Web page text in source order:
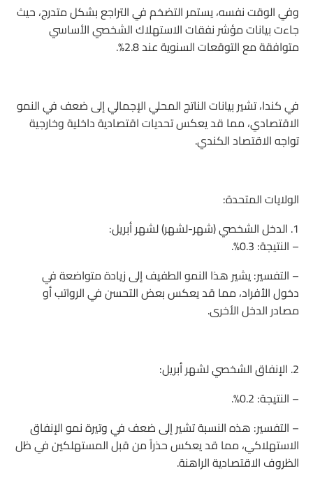
وفي الوقت نفسه، يستمر التضخم في التراجع بشكل متدرج، حيث
جاءت بيانات مؤشر نفقات الاستهلاك الشخصي الأساسي
متوافقة مع التوقعات السنوية عند 2.8%.
في كندا، تشير بيانات الناتج المحلي الإجمالي إلى ضعف في النمو
الاقتصادي، مما قد يعكس تحديات اقتصادية داخلية وخارجية
تواجه الاقتصاد الكندي.
الولايات المتحدة:
1. الدخل الشخصي (شهر-لشهر) لشهر أبريل:
– النتيجة: 0.3%.
– التفسير: يشير هذا النمو الطفيف إلى زيادة متواضعة في
دخول الأفراد، مما قد يعكس بعض التحسن في الرواتب أو
مصادر الدخل الأخرى.
2. الإنفاق الشخصي لشهر أبريل:
– النتيجة: 0.2%.
– التفسير: هذه النسبة تشير إلى ضعف في وتيرة نمو الإنفاق
الاستهلاكي، مما قد يعكس حذراً من قبل المستهلكين في ظل
الظروف الاقتصادية الراهنة.